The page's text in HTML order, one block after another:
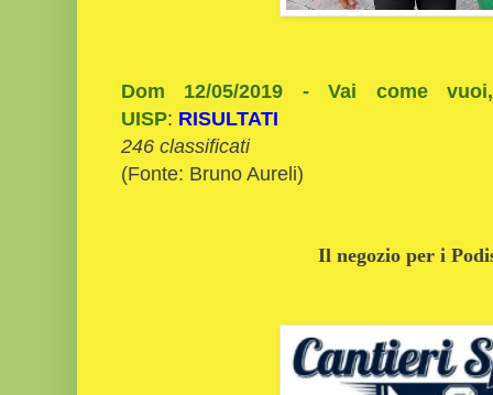
Dom 12/05/2019 - Vai come
UISP: RISULTATI
246 classificati
(Fonte: Bruno Aureli)
Il negozio per i